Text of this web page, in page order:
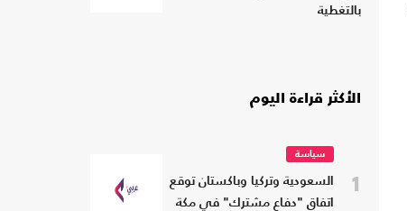
بالتغطية
الأكثر قراءة اليوم
1
سياسة
السعودية وتركيا وباكستان توقع
اتفاق "دفاع مشترك" في مكة